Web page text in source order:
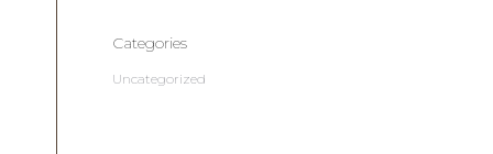
Categories
Uncategorized